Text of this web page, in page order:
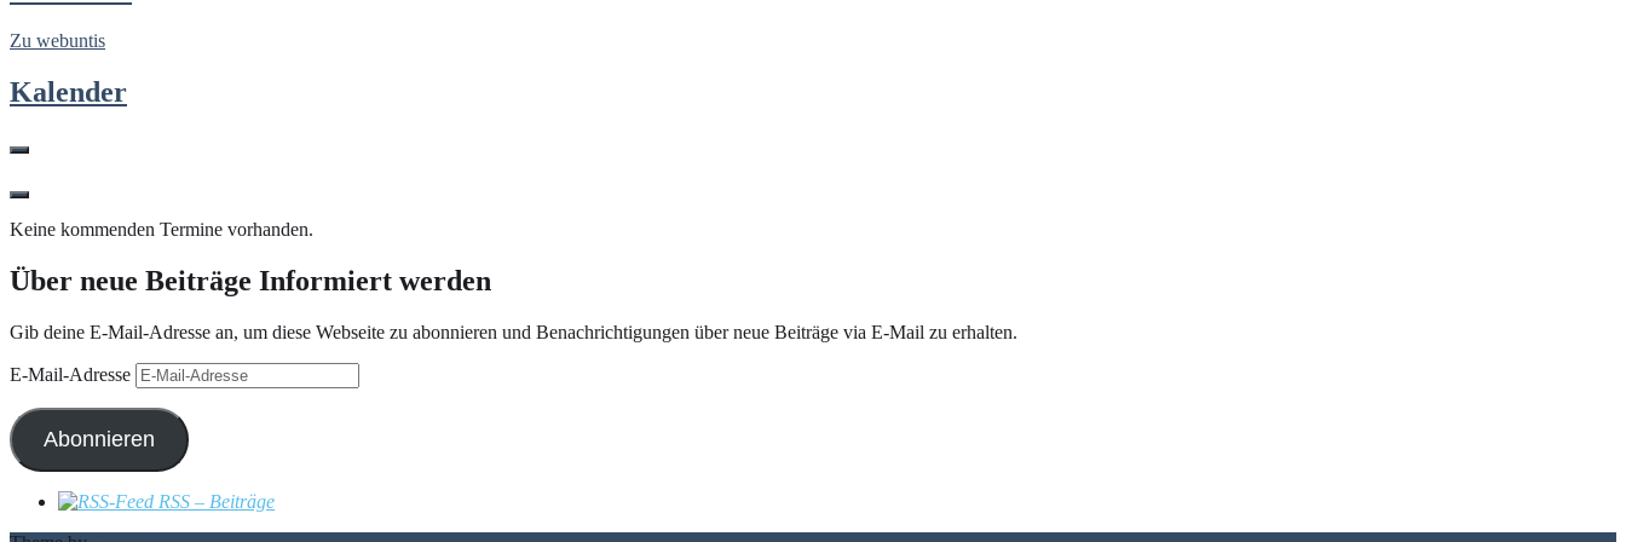
Zu webuntis
Kalender
Keine kommenden Termine vorhanden.
Über neue Beiträge Informiert werden
Gib deine E-Mail-Adresse an, um diese Webseite zu abonnieren und Benachrichtigungen über neue Beiträge via E-Mail zu erhalten.
E-Mail-Adresse
Abonnieren
RSS – Beiträge